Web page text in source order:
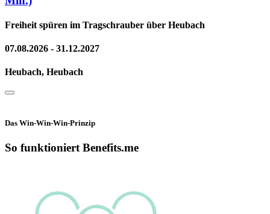
Freiheit spüren im Tragschrauber über Heubach
07.08.2026 - 31.12.2027
Heubach, Heubach
Das Win-Win-Win-Prinzip
So funktioniert Benefits.me